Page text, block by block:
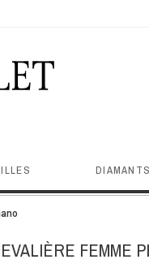
FEMME